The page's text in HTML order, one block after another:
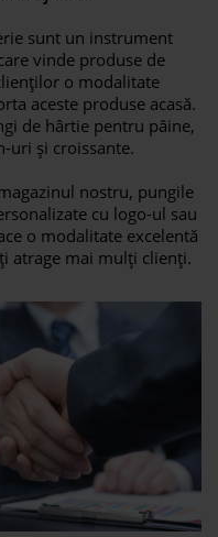
sunt un instrument
vinde produse de
o modalitate
aceste produse acasă.
de hârtie pentru pâine,
uri și croissante.
nostru, pungile
cu logo-ul sau
o modalitate excelentă
atrage mai mulți clienți.